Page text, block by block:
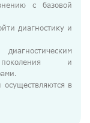
с базовой
диагностику и
поколения и
в